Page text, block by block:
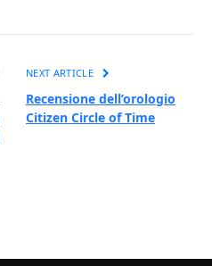
NEXT ARTICLE
Recensione dell’orologio
Citizen Circle of Time